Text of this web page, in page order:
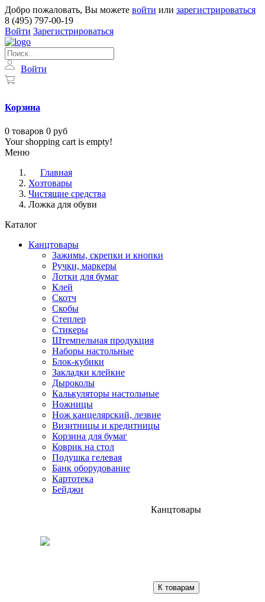
Добро пожаловать, Вы можете войти или зарегистрироваться
8 (495) 797-00-19
Войти Зарегистрироваться
Войти
Корзина
0 товаров 0 руб
Your shopping cart is empty!
Меню
Главная
Хозтовары
Чистящие средства
Ложка для обуви
Каталог
Канцтовары
Зажимы, скрепки и кнопки
Ручки, маркеры
Лотки для бумаг
Клей
Скотч
Скобы
Степлер
Стикеры
Штемпельная продукция
Наборы настольные
Блок-кубики
Закладки клейкие
Дыроколы
Калькуляторы настольные
Ножницы
Нож канцелярский, лезвие
Визитницы и кредитницы
Корзина для бумаг
Коврик на стол
Подушка гелевая
Банк оборудование
Картотека
Бейджи
Канцтовары
К товарам